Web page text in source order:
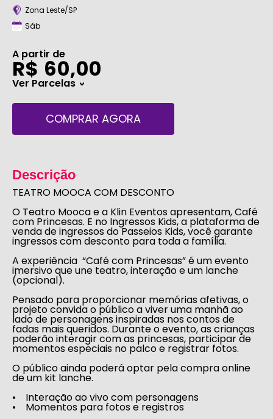
Zona Leste/SP
Sáb
A partir de
R$ 60,00
Ver Parcelas>
COMPRAR AGORA
Descrição
TEATRO MOOCA COM DESCONTO
O Teatro Mooca e a Klin Eventosapresentam,Café
com Princesas. E no Ingressos Kids, a plataforma de
venda de ingressos doPasseios Kids, você garante
ingressoscom desconto para toda a família.
A experiência “Café com Princesas” é um evento
imersivo que une teatro, interação e um lanche
(opcional).
Pensado para proporcionar memórias afetivas, o
projeto convida o público a viver uma manhã ao
lado de personagens inspiradas nos contos de
fadas mais queridos. Durante o evento, as crianças
poderão interagir com as princesas, participar de
momentos especiais no palco e registrar fotos.
O público ainda poderá optar pela compra online
de um kit lanche.
• Interação ao vivo com personagens
• Momentos para fotos e registros